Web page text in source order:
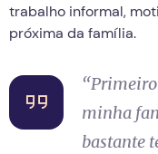
trabalho informal,
próxima da família.
minha
bastante